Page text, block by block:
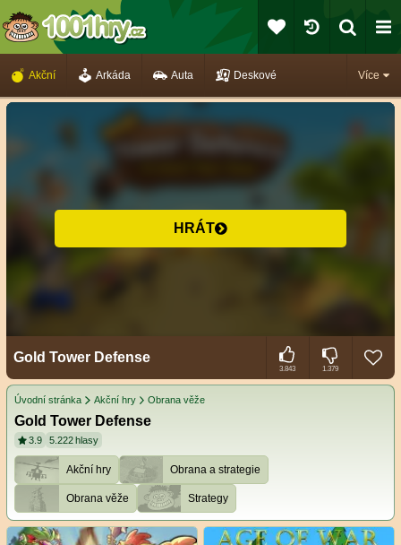
Více
Akční Arkáda Auta Deskové
HRÁT
Gold Tower Defense
3.843 1.379
Úvodní stránka Akční hry Obrana věže
Gold Tower Defense
3.9 5.222 hlasy
Akční hry Obrana a strategie
Obrana věže Strategy